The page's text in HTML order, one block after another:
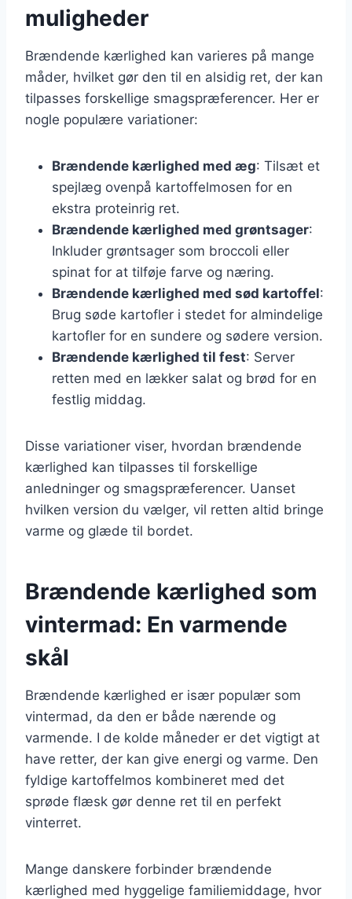
muligheder
Brændende kærlighed kan varieres på mange
måder, hvilket gør den til en alsidig ret, der kan
tilpasses forskellige smagspræferencer. Her er
nogle populære variationer:
Brændende kærlighed med æg: Tilsæt et
spejlæg ovenpå kartoffelmosen for en
ekstra proteinrig ret.
Brændende kærlighed med grøntsager:
Inkluder grøntsager som broccoli eller
spinat for at tilføje farve og næring.
Brændende kærlighed med sød kartoffel:
Brug søde kartofler i stedet for almindelige
kartofler for en sundere og sødere version.
Brændende kærlighed til fest: Server
retten med en lækker salat og brød for en
festlig middag.
Disse variationer viser, hvordan brændende
kærlighed kan tilpasses til forskellige
anledninger og smagspræferencer. Uanset
hvilken version du vælger, vil retten altid bringe
varme og glæde til bordet.
Brændende kærlighed som
vintermad: En varmende
skål
Brændende kærlighed er især populær som
vintermad, da den er både nærende og
varmende. I de kolde måneder er det vigtigt at
have retter, der kan give energi og varme. Den
fyldige kartoffelmos kombineret med det
sprøde flæsk gør denne ret til en perfekt
vinterret.
Mange danskere forbinder brændende
kærlighed med hyggelige familiemiddage, hvor